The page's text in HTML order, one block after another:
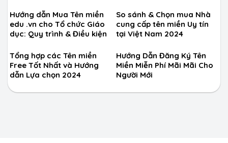
Hướng dẫn Mua Tên miền
edu .vn cho Tổ chức Giáo
dục: Quy trình & Điều kiện
So sánh & Chọn mua Nhà
cung cấp tên miền Uy tín
tại Việt Nam 2024
Tổng hợp các Tên miền
Free Tốt Nhất và Hướng
dẫn Lựa chọn 2024
Hướng Dẫn Đăng Ký Tên
Miền Miễn Phí Mãi Mãi Cho
Người Mới